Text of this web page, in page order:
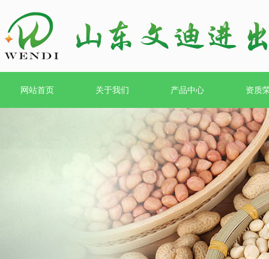
网站首页 关于我们 产品中心 资质